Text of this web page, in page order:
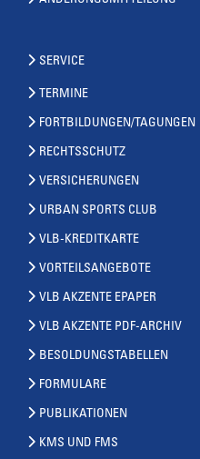
SERVICE
TERMINE
FORTBILDUNGEN/TAGUNGEN
RECHTSSCHUTZ
VERSICHERUNGEN
URBAN SPORTS CLUB
VLB-KREDITKARTE
VORTEILSANGEBOTE
VLB AKZENTE EPAPER
VLB AKZENTE PDF-ARCHIV
BESOLDUNGSTABELLEN
FORMULARE
PUBLIKATIONEN
KMS UND FMS